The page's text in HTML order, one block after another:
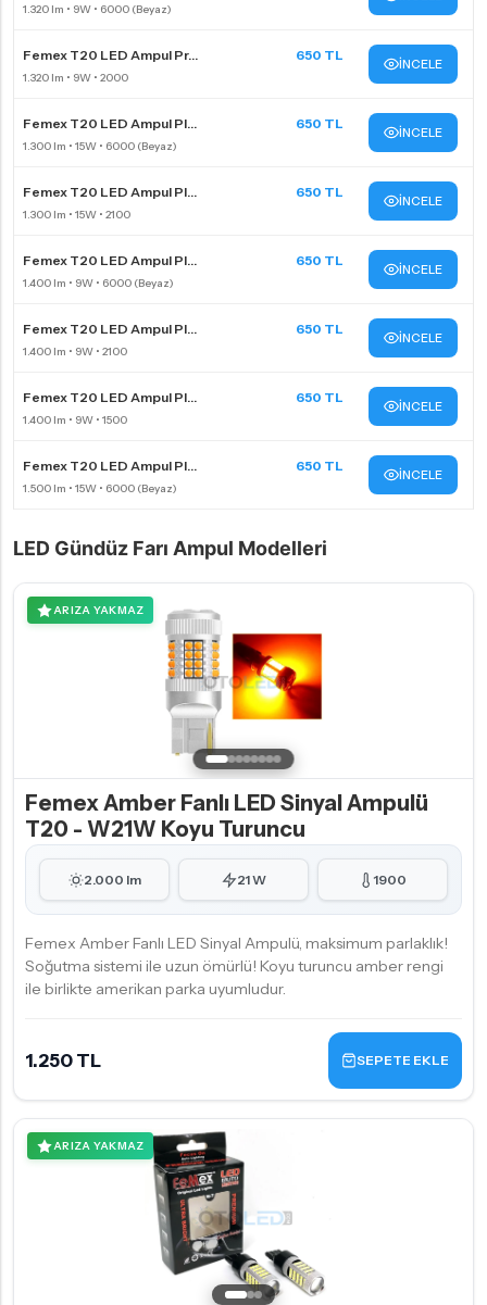
Femex T20 LED Ampul Pr... 650 TL
İNCELE
Femex T20 LED Ampul Pl... 650 TL
İNCELE
Femex T20 LED Ampul Pl... 650 TL
İNCELE
Femex T20 LED Ampul Pl... 650 TL
İNCELE
Femex T20 LED Ampul Pl... 650 TL
İNCELE
Femex T20 LED Ampul Pl... 650 TL
İNCELE
Femex T20 LED Ampul Pl... 650 TL
İNCELE
LED Gündüz Farı Ampul Modelleri
ARIZA YAKMAZ
Femex Amber Fanlı LED Sinyal Ampulü
T20 - W21W Koyu Turuncu
2.000 lm 21 W 1900
Femex Amber Fanlı LED Sinyal Ampulü, maksimum parlaklık!
Soğutma sistemi ile uzun ömürlü! Koyu turuncu amber rengi
ile birlikte amerikan parka uyumludur.
1.250 TL SEPETE EKLE
ARIZA YAKMAZ